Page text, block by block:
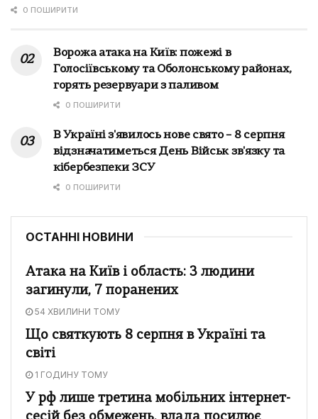
0 ПОШИРИТИ
Ворожа атака на Київ: пожежі в
Голосіївському та Оболонському районах,
горять резервуари з паливом
0 ПОШИРИТИ
В Україні з'явилось нове свято – 8 серпня
відзначатиметься День Військ зв'язку та
кібербезпеки ЗСУ
0 ПОШИРИТИ
ОСТАННІ НОВИНИ
Атака на Київ і область: 3 людини
загинули, 7 поранених
54 ХВИЛИНИ ТОМУ
Що святкують 8 серпня в Україні та
світі
1 ГОДИНУ ТОМУ
У рф лише третина мобільних інтернет-